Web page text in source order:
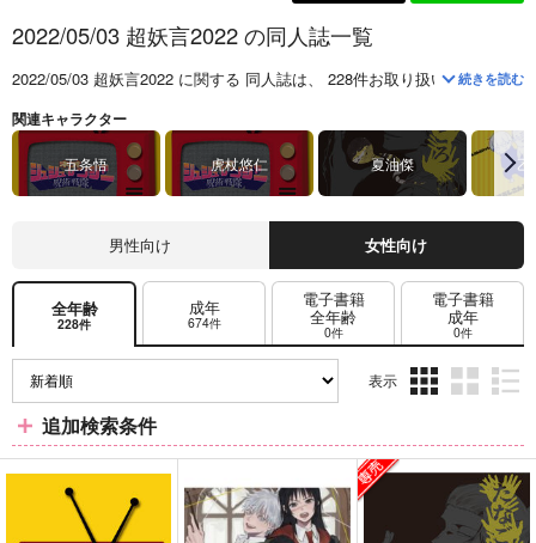
2022/05/03 超妖言2022 の同人誌一覧
2022/05/03 超妖言2022 に関する 同人誌は、 228件お取り扱いがございま
続きを読む
関連キャラクター
五条悟 虎杖悠仁 夏油傑 乙
男性向け 女性向け
全年齢
228件
成年
674件
電子書籍
全年齢
0件
電子書籍
成年
0件
表示
ム
表
ム
表
示
ム
表
示
追加検索条件